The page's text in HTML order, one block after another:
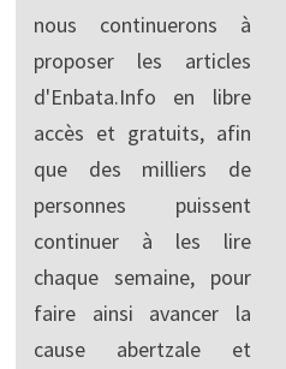
nous continuerons à
proposer les articles
d'Enbata.Info en libre
accès et gratuits, afin
que des milliers de
personnes puissent
continuer à les lire
chaque semaine, pour
faire ainsi avancer la
cause abertzale et